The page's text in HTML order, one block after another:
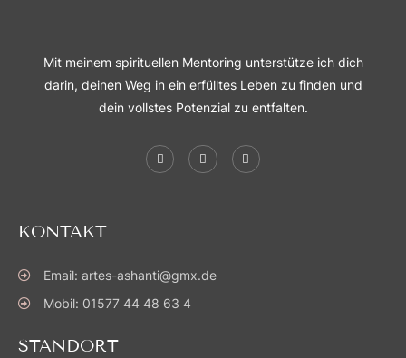
Mit meinem spirituellen Mentoring unterstütze ich dich
darin, deinen Weg in ein erfülltes Leben zu finden und
dein vollstes Potenzial zu entfalten.
KONTAKT
Email: artes-ashanti@gmx.de
Mobil: 01577 44 48 63 4
STANDORT